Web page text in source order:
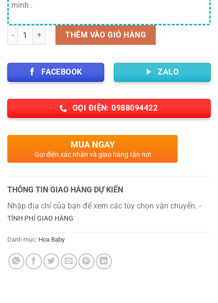
mình .
Số lượng THÊM VÀO GIỎ HÀNG
FACEBOOK ZALO
GỌI ĐIỆN: 0988094422
MUA NGAY
Gọi điện xác nhận và giao hàng tận nơi
THÔNG TIN GIAO HÀNG DỰ KIẾN
Nhập địa chỉ của bạn để xem các tùy chọn vận chuyển. -
TÍNH PHÍ GIAO HÀNG
Danh mục: Hoa Baby